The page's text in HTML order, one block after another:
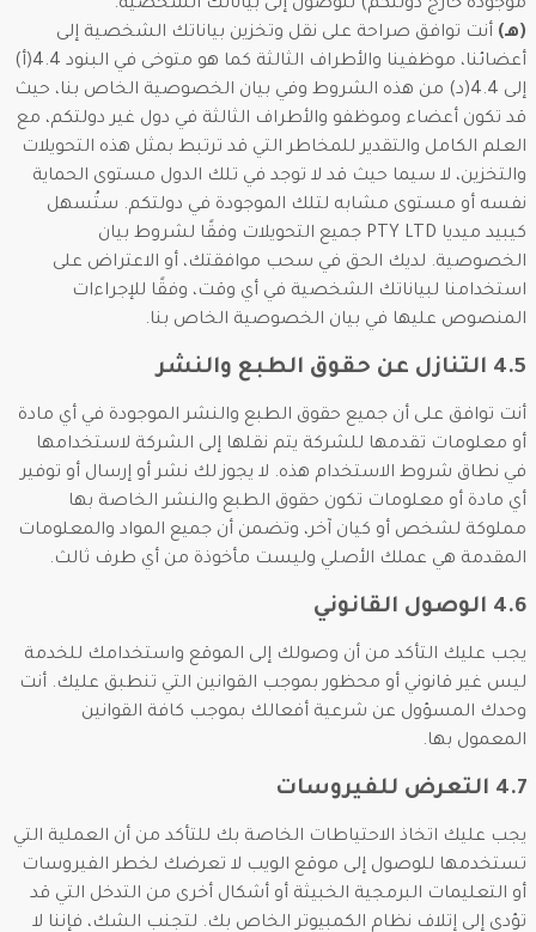
موجودة خارج دولتكم) للوصول إلى بياناتك الشخصية.
(هـ) أنت توافق صراحة على نقل وتخزين بياناتك الشخصية إلى
أعضائنا، موظفينا والأطراف الثالثة كما هو متوخى في البنود 4.4(أ)
إلى 4.4(د) من هذه الشروط وفي بيان الخصوصية الخاص بنا، حيث
قد تكون أعضاء وموظفو والأطراف الثالثة في دول غير دولتكم، مع
العلم الكامل والتقدير للمخاطر التي قد ترتبط بمثل هذه التحويلات
والتخزين، لا سيما حيث قد لا توجد في تلك الدول مستوى الحماية
نفسه أو مستوى مشابه لتلك الموجودة في دولتكم. ستُسهل
كيبيد ميديا PTY LTD جميع التحويلات وفقًا لشروط بيان
الخصوصية. لديك الحق في سحب موافقتك، أو الاعتراض على
استخدامنا لبياناتك الشخصية في أي وقت، وفقًا للإجراءات
المنصوص عليها في بيان الخصوصية الخاص بنا.
4.5 التنازل عن حقوق الطبع والنشر
أنت توافق على أن جميع حقوق الطبع والنشر الموجودة في أي مادة
أو معلومات تقدمها للشركة يتم نقلها إلى الشركة لاستخدامها
في نطاق شروط الاستخدام هذه. لا يجوز لك نشر أو إرسال أو توفير
أي مادة أو معلومات تكون حقوق الطبع والنشر الخاصة بها
مملوكة لشخص أو كيان آخر، وتضمن أن جميع المواد والمعلومات
المقدمة هي عملك الأصلي وليست مأخوذة من أي طرف ثالث.
4.6 الوصول القانوني
يجب عليك التأكد من أن وصولك إلى الموقع واستخدامك للخدمة
ليس غير قانوني أو محظور بموجب القوانين التي تنطبق عليك. أنت
وحدك المسؤول عن شرعية أفعالك بموجب كافة القوانين
المعمول بها.
4.7 التعرض للفيروسات
يجب عليك اتخاذ الاحتياطات الخاصة بك للتأكد من أن العملية التي
تستخدمها للوصول إلى موقع الويب لا تعرضك لخطر الفيروسات
أو التعليمات البرمجية الخبيثة أو أشكال أخرى من التدخل التي قد
تؤدي إلى إتلاف نظام الكمبيوتر الخاص بك. لتجنب الشك، فإننا لا